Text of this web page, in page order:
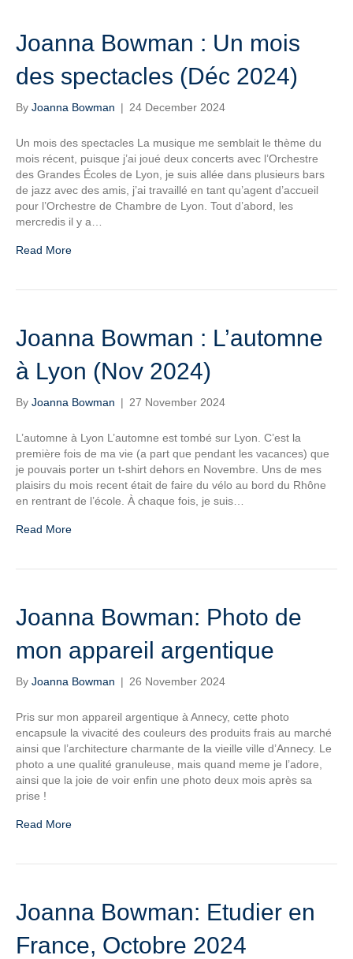
Joanna Bowman : Un mois
des spectacles (Déc 2024)
By Joanna Bowman | 24 December 2024
Un mois des spectacles La musique me semblait le thème du
mois récent, puisque j’ai joué deux concerts avec l’Orchestre
des Grandes Écoles de Lyon, je suis allée dans plusieurs bars
de jazz avec des amis, j’ai travaillé en tant qu’agent d’accueil
pour l’Orchestre de Chambre de Lyon. Tout d’abord, les
mercredis il y a…
Read More
Joanna Bowman : L’automne
à Lyon (Nov 2024)
By Joanna Bowman | 27 November 2024
L’automne à Lyon L’automne est tombé sur Lyon. C’est la
première fois de ma vie (a part que pendant les vacances) que
je pouvais porter un t-shirt dehors en Novembre. Uns de mes
plaisirs du mois recent était de faire du vélo au bord du Rhône
en rentrant de l’école. À chaque fois, je suis…
Read More
Joanna Bowman: Photo de
mon appareil argentique
By Joanna Bowman | 26 November 2024
Pris sur mon appareil argentique à Annecy, cette photo
encapsule la vivacité des couleurs des produits frais au marché
ainsi que l’architecture charmante de la vieille ville d’Annecy. Le
photo a une qualité granuleuse, mais quand meme je l’adore,
ainsi que la joie de voir enfin une photo deux mois après sa
prise !
Read More
Joanna Bowman: Etudier en
France, Octobre 2024